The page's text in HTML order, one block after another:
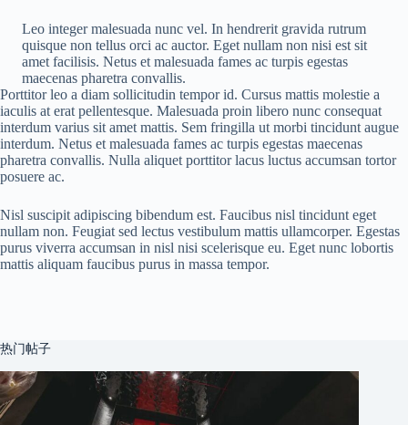
Leo integer malesuada nunc vel. In hendrerit gravida rutrum
quisque non tellus orci ac auctor. Eget nullam non nisi est sit
amet facilisis. Netus et malesuada fames ac turpis egestas
maecenas pharetra convallis.
Porttitor leo a diam sollicitudin tempor id. Cursus mattis molestie a
iaculis at erat pellentesque. Malesuada proin libero nunc consequat
interdum varius sit amet mattis. Sem fringilla ut morbi tincidunt augue
interdum. Netus et malesuada fames ac turpis egestas maecenas
pharetra convallis. Nulla aliquet porttitor lacus luctus accumsan tortor
posuere ac.
Nisl suscipit adipiscing bibendum est. Faucibus nisl tincidunt eget
nullam non. Feugiat sed lectus vestibulum mattis ullamcorper. Egestas
purus viverra accumsan in nisl nisi scelerisque eu. Eget nunc lobortis
mattis aliquam faucibus purus in massa tempor.
热门帖子